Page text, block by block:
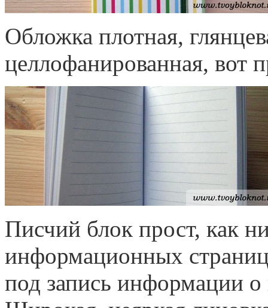
Обложка плотная,
целлофанированная, вот
Писчий блок прост, как
информационных
под запись информации о